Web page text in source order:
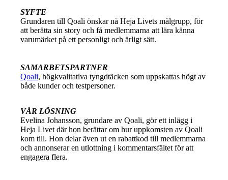
SYFTE
Grundaren till Qoali önskar nå Heja Livets målgrupp, för
att berätta sin story och få medlemmarna att lära känna
varumärket på ett personligt och ärligt sätt.
SAMARBETSPARTNER
Qoali, högkvalitativa tyngdtäcken som uppskattas högt av
både kunder och testpersoner.
VÅR LÖSNING
Evelina Johansson, grundare av Qoali, gör ett inlägg i
Heja Livet där hon berättar om hur uppkomsten av Qoali
kom till. Hon delar även ut en rabattkod till medlemmarna
och annonserar en utlottning i kommentarsfältet för att
engagera flera.